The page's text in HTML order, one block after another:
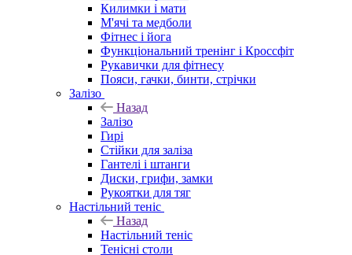
Килимки і мати
М'ячі та медболи
Фітнес і йога
Функціональний тренінг і Кроссфіт
Рукавички для фітнесу
Пояси, гачки, бинти, стрічки
Залізо
Назад
Залізо
Гирі
Стійки для заліза
Гантелі і штанги
Диски, грифи, замки
Рукоятки для тяг
Настільний теніс
Назад
Настільний теніс
Тенісні столи